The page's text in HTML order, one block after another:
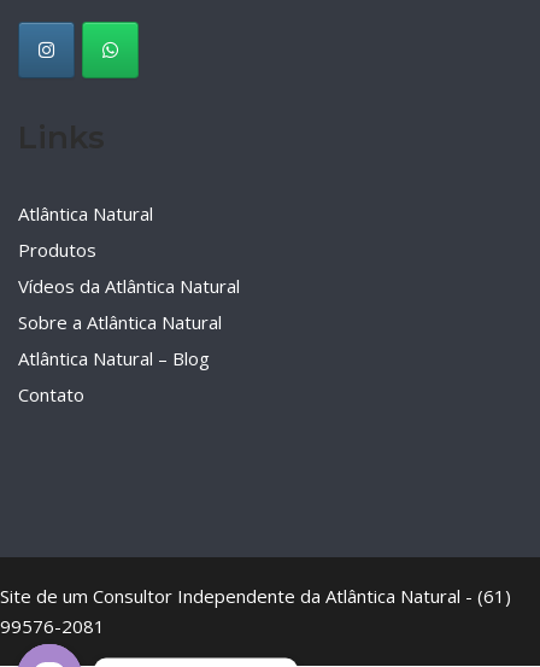
Atlântica Natural
Produtos
Vídeos da Atlântica Natural
Sobre a Atlântica Natural
Atlântica Natural – Blog
Contato
Site de um Consultor Independente da Atlântica Natural - (61)
99576-2081